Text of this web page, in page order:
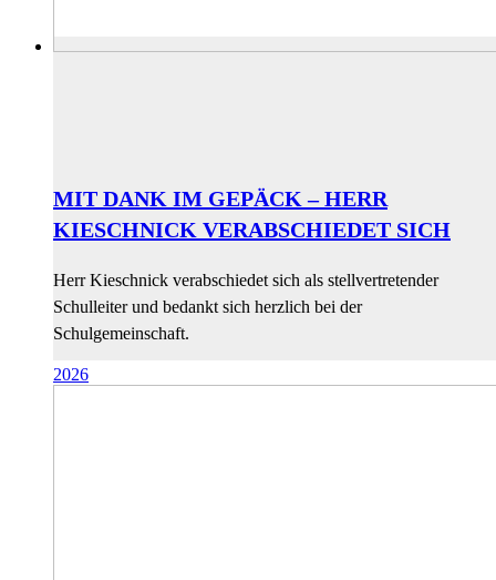
MIT DANK IM GEPÄCK – HERR
KIESCHNICK VERABSCHIEDET SICH
Herr Kieschnick verabschiedet sich als stellvertretender
Schulleiter und bedankt sich herzlich bei der
Schulgemeinschaft.
2026